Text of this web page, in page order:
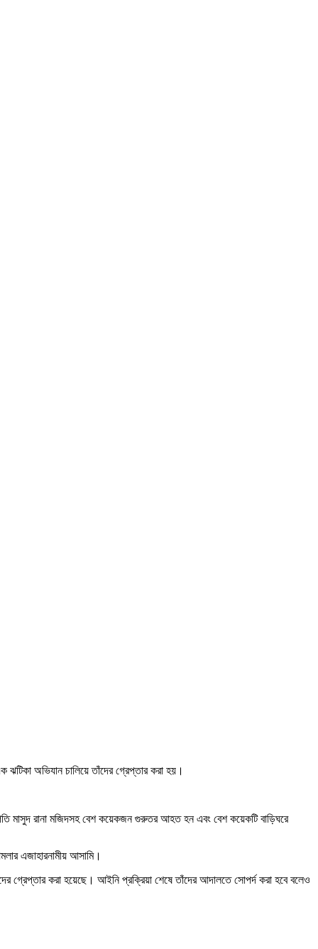
ঝটিকা অভিযান চালিয়ে তাঁদের গ্রেপ্তার করা হয়।
মাসুদ রানা মজিদসহ বেশ কয়েকজন গুরুতর আহত হন এবং বেশ কয়েকটি বাড়িঘরে
এজাহারনামীয় আসামি।
গ্রেপ্তার করা হয়েছে। আইনি প্রক্রিয়া শেষে তাঁদের আদালতে সোপর্দ করা হবে বলেও